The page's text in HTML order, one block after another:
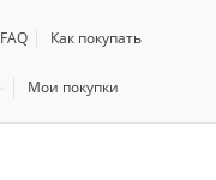
FAQ Как покупать
Мои покупки